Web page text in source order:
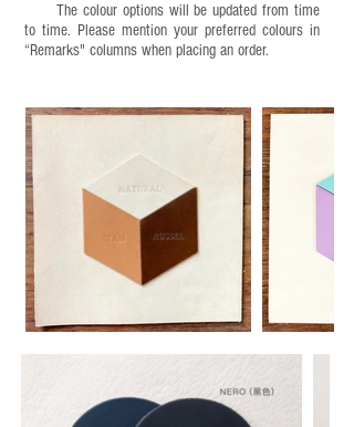
The colour options will be updated from time
to time. Please mention your preferred colours in
“Remarks" columns when placing an order.